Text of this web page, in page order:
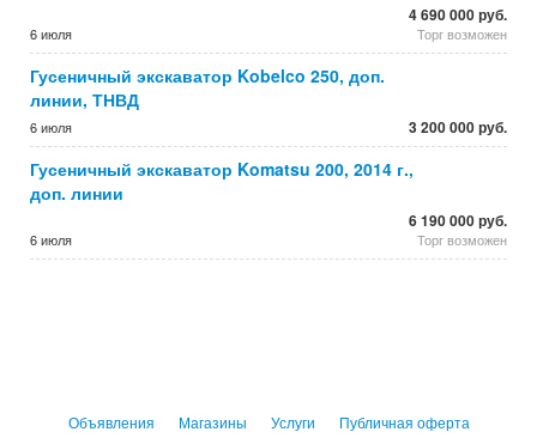
6 июля
4 690 000 руб.
Торг возможен
Гусеничный экскаватор Kobelco 250, доп.
линии, ТНВД
6 июля 3 200 000 руб.
Гусеничный экскаватор Komatsu 200, 2014 г.,
доп. линии
6 июля
6 190 000 руб.
Торг возможен
Объявления Магазины Услуги Публичная оферта